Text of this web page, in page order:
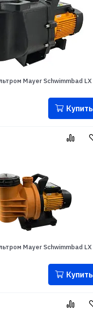
Mayer Schwimmbad LX
Купить
Mayer Schwimmbad LX
Купить